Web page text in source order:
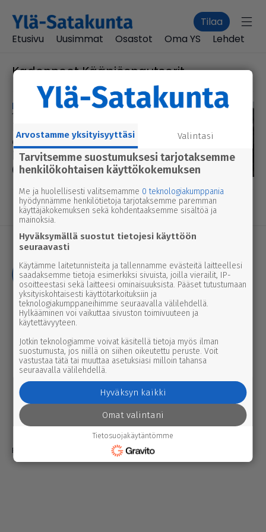
Tilaa
Etusivu
Uusimmat Osastot Oma YS Lehdet
Kadonneet Kääpiösnautserit
Kadonneet kääpiösnautserit
14.3.2024 3.00
Kadon­neita kää­pi­ös­naut­se­reita
etsii myös yksi­tyi­set­sivä – pien­
ke­räys tuotti päivässä lähes 5
000 euroa
Yhteystiedot
Mediatiedot
Tilaus- ja toimitusehdot
Tietosuojaseloste
Avoimuusilmoitukset
Evästeiden hallinta
Powered by Anygraaf
Arvostamme yksityisyyttäsi Valintasi
Tarvitsemme suostumuksesi tarjotaksemme
henkilökohtaisen käyttökokemuksen
Me ja huolellisesti valitsemamme 0 teknologiakumppania
hyödynnämme henkilötietoja tarjotaksemme paremman
käyttäjäkokemuksen sekä kohdentaaksemme sisältöä ja
mainoksia.
Hyväksymällä suostut tietojesi käyttöön
seuraavasti
Käytämme laitetunnisteita ja tallennamme evästeitä laitteellesi
saadaksemme tietoja esimerkiksi sivuista, joilla vierailit, IP-
osoitteestasi sekä laitteesi ominaisuuksista. Pääset tutustumaan
yksityiskohtaisesti käyttötarkoituksiin ja
teknologiakumppaneihimme seuraavalla välilehdellä.
Hylkääminen voi vaikuttaa sivuston toimivuuteen ja
käytettävyyteen.
Jotkin teknologiamme voivat käsitellä tietoja myös ilman
suostumusta, jos niillä on siihen oikeutettu peruste. Voit
vastustaa tätä tai muuttaa asetuksiasi milloin tahansa
seuraavalla välilehdellä.
Hyväksyn kaikki
Omat valintani
Tietosuojakäytäntömme